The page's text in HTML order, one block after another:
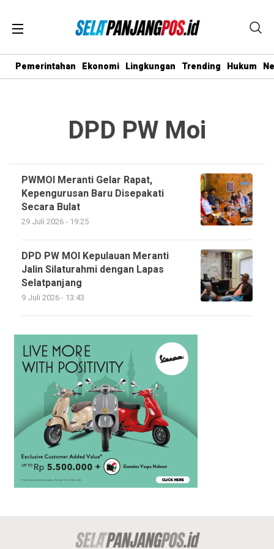
Pemerintahan Ekonomi Lingkungan Trending Hukum
DPD PW Moi
PWMOI Meranti Gelar Rapat,
Kepengurusan Baru Disepakati
Secara Bulat
29 Juli 2026 - 19:25
DPD PW MOI Kepulauan Meranti
Jalin Silaturahmi dengan Lapas
Selatpanjang
9 Juli 2026 - 13:43